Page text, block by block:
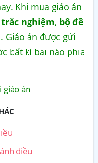
Khi mua giáo án
nghiệm, bộ đề
Giáo án được gửi
bất kì bài nào phia
giáo án
diều